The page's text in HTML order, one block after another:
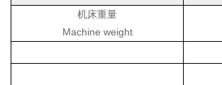
机床重量
Machine weight